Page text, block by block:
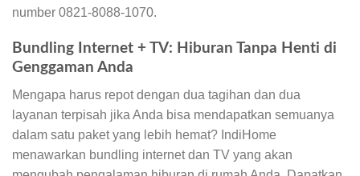
number 0821-8088-1070.
Bundling Internet + TV: Hiburan Tanpa Henti di
Genggaman Anda
Mengapa harus repot dengan dua tagihan dan dua
layanan terpisah jika Anda bisa mendapatkan semuanya
dalam satu paket yang lebih hemat? IndiHome
menawarkan bundling internet dan TV yang akan